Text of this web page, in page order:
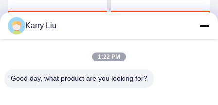
Elastische Polyurethaan
Krijg Beste Prijs
Naadloos Ondergoed
Karry Liu
1:22 PM
Good day, what product are you looking for?